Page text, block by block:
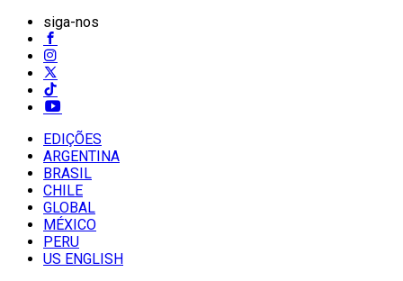
siga-nos
EDIÇÕES
ARGENTINA
BRASIL
CHILE
GLOBAL
MÉXICO
PERU
US ENGLISH